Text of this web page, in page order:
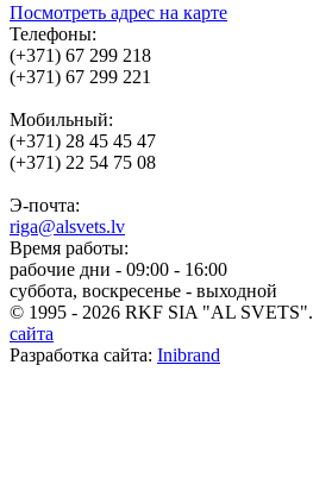
Посмотреть адрес на карте
Телефоны:
(+371) 67 299 218
(+371) 67 299 221
Мобильный:
(+371) 28 45 45 47
(+371) 22 54 75 08
Э-почта:
riga@alsvets.lv
Время работы:
рабочие дни - 09:00 - 16:00
суббота, воскресенье - выходной
© 1995 - 2026 RKF SIA "AL SVETS".
сайта
Разработка сайта: Inibrand